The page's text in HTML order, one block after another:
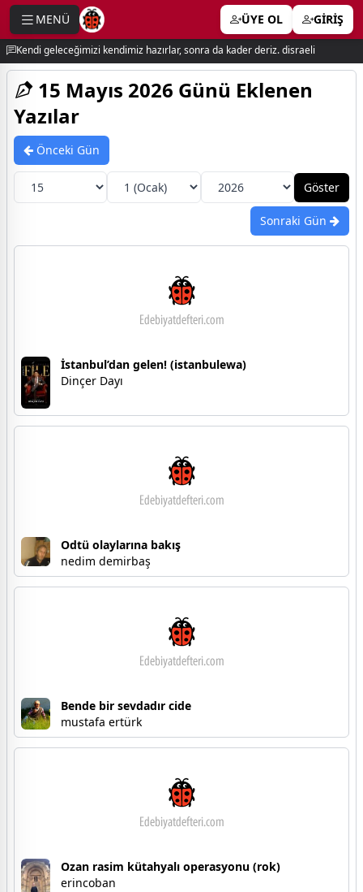
MENÜ ÜYE OL GİRİŞ
Kendi geleceğimizi kendimiz hazırlar, sonra da kader deriz. disraeli
15 Mayıs 2026 Günü Eklenen
Yazılar
Önceki Gün
Sonraki Gün
İstanbul’dan gelen! (istanbulewa)
Dinçer Dayı
Odtü olaylarına bakış
nedim demirbaş
Bende bir sevdadır cide
mustafa ertürk
Ozan rasim kütahyalı operasyonu (rok)
erincoban
menu